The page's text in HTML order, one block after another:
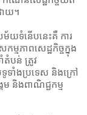
ោយ។
យទំនើបនេះគឺ ការ
ម្មភាពសេដ្ឋកិច្ចក្នុង
តំបន់ ត្រូវ
ទាំងប្រទេស និងក្រៅ
ម និងពាណិជ្ជកម្ម